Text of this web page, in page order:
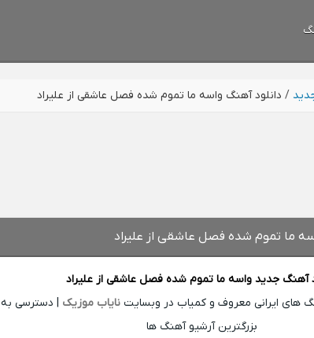
/ دانلود آهنگ واسه ما تموم شده فصل عاشقی از علیراد
ما تموم شده فصل عاشقی از علیراد
آهنگ جدید واسه ما تموم شده فصل عاشقی ازعلیراد
های ایرانی معروف و کمیاب در وبسایتنایاب موزیک | دسترسی به
بزرگترین آرشیو آهنگ ها